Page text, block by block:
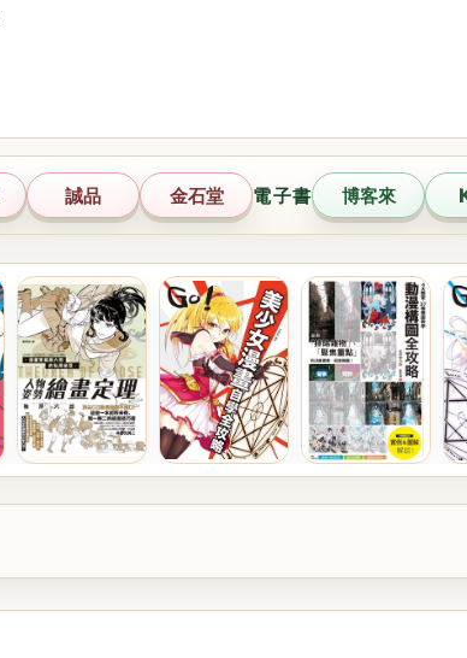
誠品 金石堂 電子書 博客來